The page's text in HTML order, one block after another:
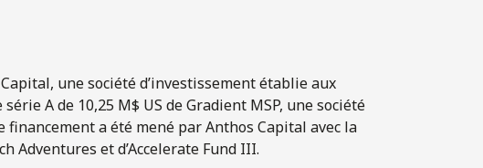
une société d’investissement établie aux
A de 10,25 M$ US de Gradient MSP, une société
a été mené par Anthos Capital avec la
Adventures et d’Accelerate Fund III.